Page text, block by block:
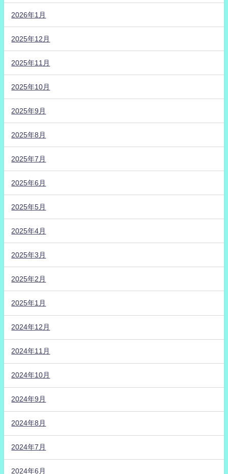
2026年1月
2025年12月
2025年11月
2025年10月
2025年9月
2025年8月
2025年7月
2025年6月
2025年5月
2025年4月
2025年3月
2025年2月
2025年1月
2024年12月
2024年11月
2024年10月
2024年9月
2024年8月
2024年7月
2024年6月